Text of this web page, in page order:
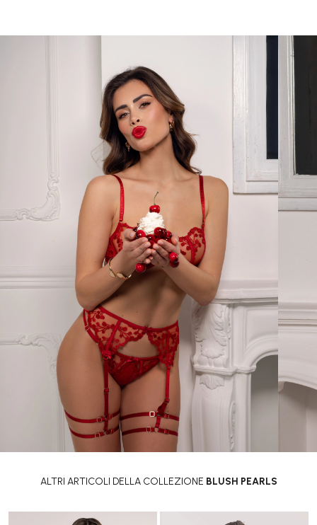
ALTRI ARTICOLI DELLA COLLEZIONE BLUSH PEARLS